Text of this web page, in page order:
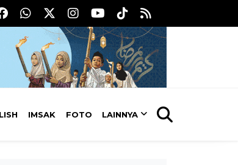
IMSAK FOTO LAINNYA